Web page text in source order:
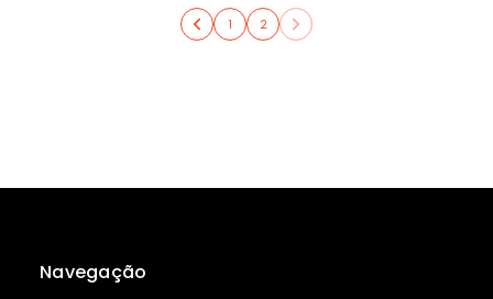
1 2
Navegação